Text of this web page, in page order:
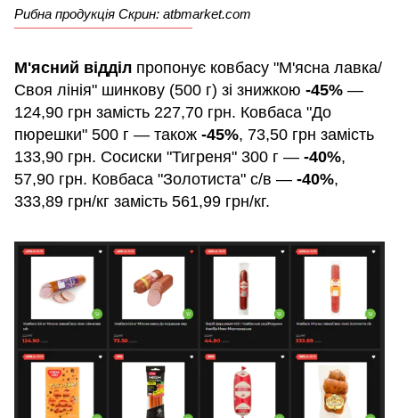
Рибна продукція Скрин: atbmarket.com
М'ясний відділ пропонує ковбасу "М'ясна лавка/
Своя лінія" шинкову (500 г) зі знижкою -45% —
124,90 грн замість 227,70 грн. Ковбаса "До
пюрешки" 500 г — також -45%, 73,50 грн замість
133,90 грн. Сосиски "Тигреня" 300 г — -40%,
57,90 грн. Ковбаса "Золотиста" с/в — -40%,
333,89 грн/кг замість 561,99 грн/кг.